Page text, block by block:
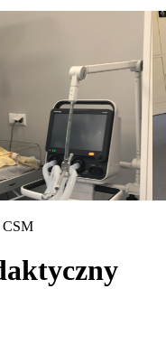
CSM